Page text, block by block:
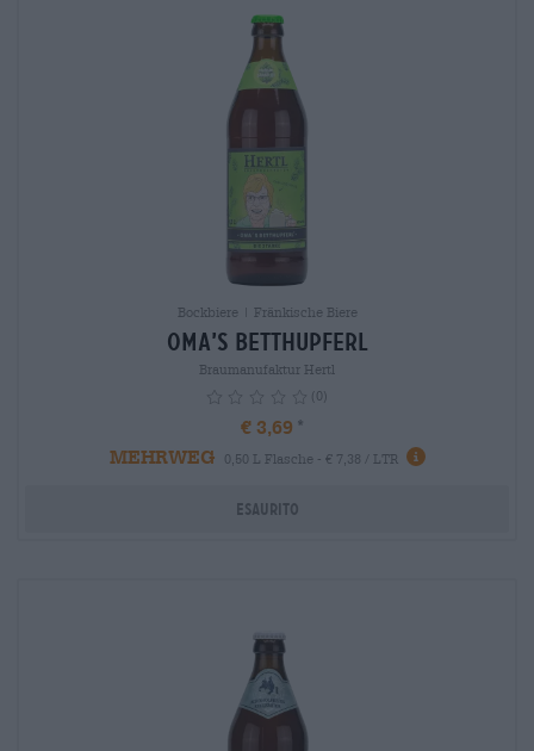
Bockbiere | Fränkische Biere
Oma’s Betthupferl
Braumanufaktur Hertl
(0)
€ 3,69
MEHRWEG
0,50 L Flasche - € 7,38 / LTR info
Esaurito